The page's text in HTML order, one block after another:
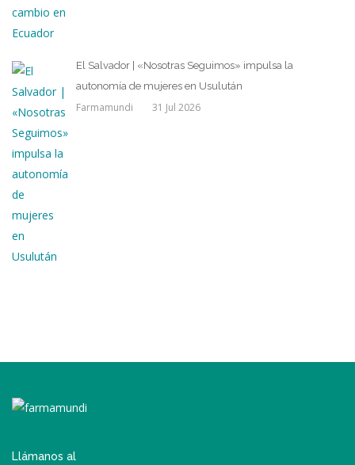
El Salvador | «Nosotras Seguimos» impulsa la
autonomía de mujeres en Usulután
Farmamundi 31 Jul 2026
Llámanos al